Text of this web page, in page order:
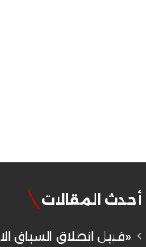
أحدث المقالات
«قبيل انطلاق السباق